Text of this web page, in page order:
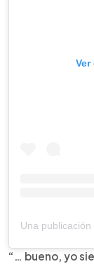
“… bueno, yo